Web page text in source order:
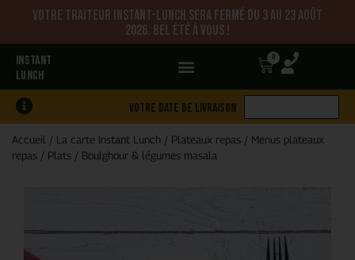
Votre traiteur Instant-Lunch sera fermé du 3 au 23 août
2026. Bel été à vous !
INSTANT
LUNCH
0
Votre date de livraison
Accueil / La carte Instant Lunch / Plateaux repas / Menus plateaux
repas / Plats / Boulghour & légumes masala